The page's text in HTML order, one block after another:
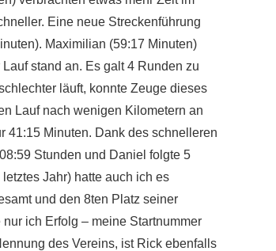
Eine neue Streckenführung
Maximilian (59:17 Minuten)
stand an. Es galt 4 Runden zu
läuft, konnte Zeuge dieses
Lauf nach wenigen Kilometern an
41:15 Minuten. Dank des schnelleren
Stunden und Daniel folgte 5
Jahr) hatte auch ich es
und den 8ten Platz seiner
ich Erfolg – meine Startnummer
des Vereins, ist Rick ebenfalls